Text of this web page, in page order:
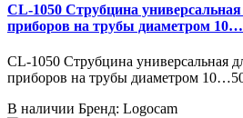
CL-1050 Струбцина
приборов на трубы диаметром
CL-1050 Струбцина универсальная
приборов на трубы диаметром
В наличии Бренд: Logocam